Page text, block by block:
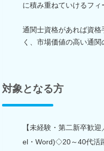
に積み重ねていけるフィ
通関士資格があれば資
く、市場価値の高い通
対象となる方
【未経験・第二新卒歓
el・Word)◇20～40代活